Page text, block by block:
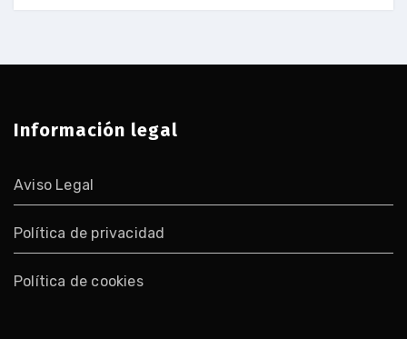
Información legal
Aviso Legal
Política de privacidad
Política de cookies